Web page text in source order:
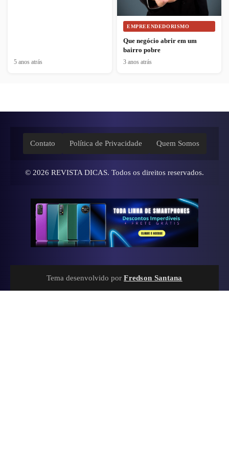
5 anos atrás
EMPREENDEDORISMO
Que negócio abrir em um
bairro pobre
3 anos atrás
Contato Política de Privacidade Quem Somos
© 2026 REVISTA DICAS. Todos os direitos reservados.
Tema desenvolvido por Fredson Santana